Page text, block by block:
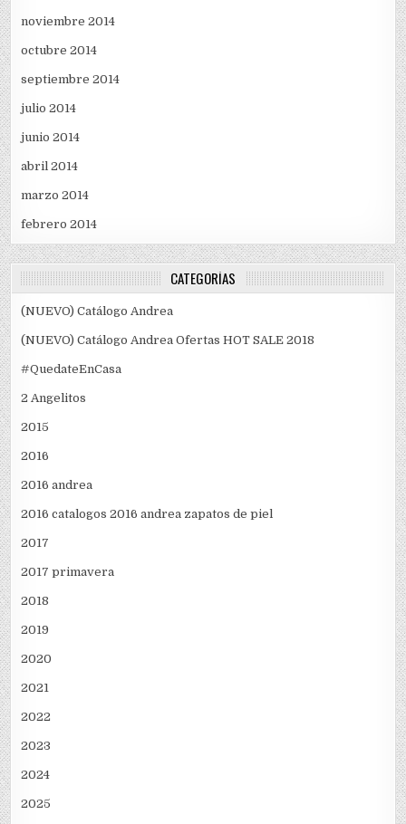
noviembre 2014
octubre 2014
septiembre 2014
julio 2014
junio 2014
abril 2014
marzo 2014
febrero 2014
CATEGORÍAS
(NUEVO) Catálogo Andrea
(NUEVO) Catálogo Andrea Ofertas HOT SALE 2018
#QuedateEnCasa
2 Angelitos
2015
2016
2016 andrea
2016 catalogos 2016 andrea zapatos de piel
2017
2017 primavera
2018
2019
2020
2021
2022
2023
2024
2025